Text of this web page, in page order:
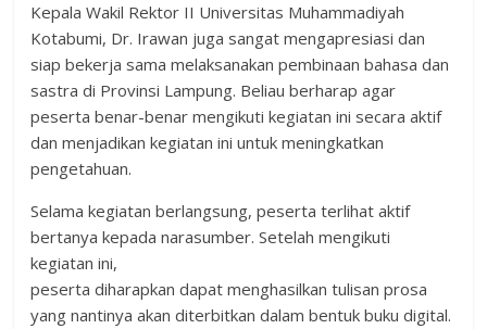
Kepala Wakil Rektor II Universitas Muhammadiyah
Kotabumi, Dr. Irawan juga sangat mengapresiasi dan
siap bekerja sama melaksanakan pembinaan bahasa dan
sastra di Provinsi Lampung. Beliau berharap agar
peserta benar-benar mengikuti kegiatan ini secara aktif
dan menjadikan kegiatan ini untuk meningkatkan
pengetahuan.
Selama kegiatan berlangsung, peserta terlihat aktif
bertanya kepada narasumber. Setelah mengikuti
kegiatan ini,
peserta diharapkan dapat menghasilkan tulisan prosa
yang nantinya akan diterbitkan dalam bentuk buku digital.